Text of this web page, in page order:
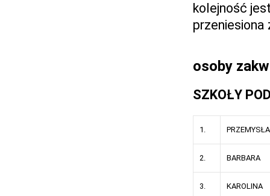
kolejność
przeniesiona
osoby
SZKOŁY
1.
2. BARBARA
3. KAROLINA